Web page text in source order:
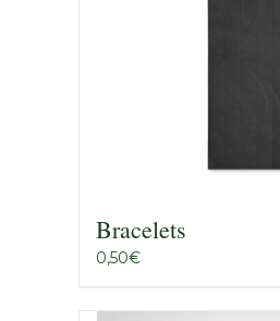
Bracelets
0,50€